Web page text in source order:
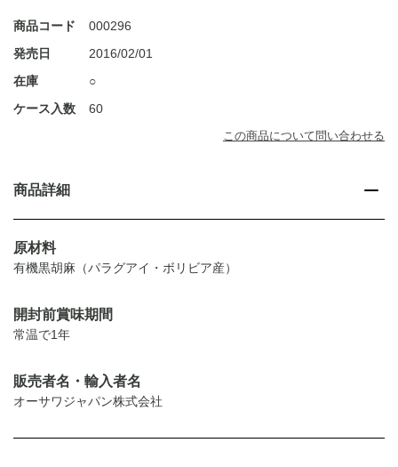
商品コード
000296
発売日
2016/02/01
在庫
○
ケース入数
60
この商品について問い合わせる
商品詳細
原材料
有機黒胡麻（パラグアイ・ボリビア産）
開封前賞味期間
常温で1年
販売者名・輸入者名
オーサワジャパン株式会社